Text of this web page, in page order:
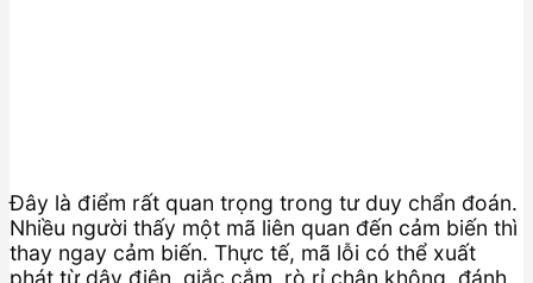
Đây là điểm rất quan trọng trong tư duy chẩn đoán.
Nhiều người thấy một mã liên quan đến cảm biến thì
thay ngay cảm biến. Thực tế, mã lỗi có thể xuất
phát từ dây điện, giắc cắm, rò rỉ chân không, đánh